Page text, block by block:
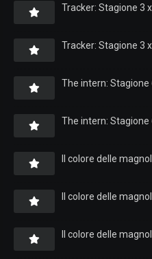
Tracker: Stagione 3
Tracker: Stagione 3
The intern: Stagione
The intern: Stagione
Il colore delle
Il colore delle
Il colore delle